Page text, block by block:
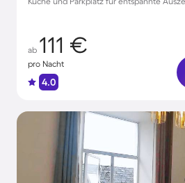
ab 111 €
pro Nacht
4.0